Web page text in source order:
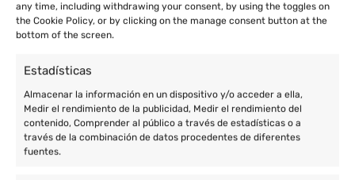
any time, including withdrawing your consent, by using the toggles on
the Cookie Policy, or by clicking on the manage consent button at the
bottom of the screen.
Estadísticas
Almacenar la información en un dispositivo y/o acceder a ella,
Medir el rendimiento de la publicidad, Medir el rendimiento del
contenido, Comprender al público a través de estadísticas o a
través de la combinación de datos procedentes de diferentes
fuentes.